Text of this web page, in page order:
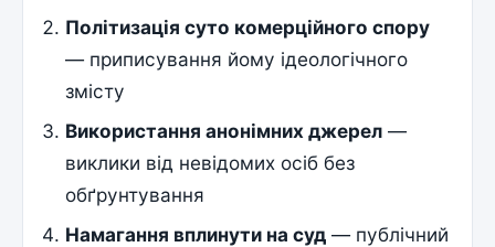
Політизація суто комерційного спору
— приписування йому ідеологічного
змісту
Використання анонімних джерел —
виклики від невідомих осіб без
обґрунтування
Намагання вплинути на суд — публічний